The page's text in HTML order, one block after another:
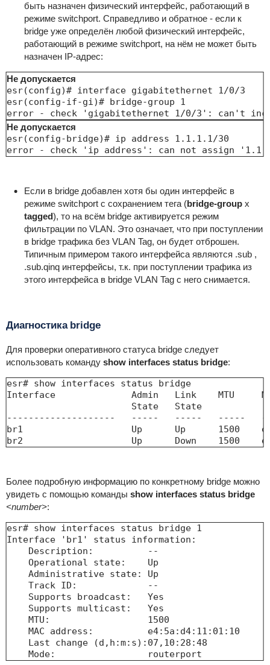
быть назначен физический интерфейс, работающий в
режиме switchport. Справедливо и обратное - если к
bridge уже определён любой физический интерфейс,
работающий в режиме switchport, на нём не может быть
назначен IP-адрес:
Не допускается
esr(config)# interface gigabitethernet 1/0/3
esr(config-if-gi)# bridge-group 1
error - check 'gigabitethernet 1/0/3': can't
Не допускается
esr(config-bridge)# ip address 1.1.1.1/30
Если в bridge добавлен хотя бы один интерфейс в
режиме switchport с сохранением тега (bridge-groupx
tagged), то на всём bridge активируется режим
фильтрации по VLAN. Это означает, что при поступлении
в bridge трафика без VLAN Tag, он будет отброшен.
Типичным примером такого интерфейса являются .sub ,
.sub.qinq интерфейсы, т.к. при поступлении трафика из
этого интерфейса в bridge VLAN Tag с него снимается.
Диагностика bridge
Для проверки оперативного статуса bridge следует
использовать команду show interfaces status bridge:
esr# show interfaces status bridge
Interface              Admin   Link    MTU
State   State
--------------------   -----   -----   -----
br1                    Up      Up      1500
br2                    Up      Down    1500
Более подробную информацию по конкретному bridge можно
увидеть с помощью команды show interfaces status bridge
<number>:
esr# show interfaces status bridge 1
Interface 'br1' status information:
    Description:          --
    Operational state:    Up
    Administrative state: Up
    Track ID:             --
    Supports broadcast:   Yes
    Supports multicast:   Yes
    MTU:                  1500
    MAC address:          e4:5a:d4:11:01:10
    Last change (d,h:m:s):07,10:28:48
    Mode:                 routerport